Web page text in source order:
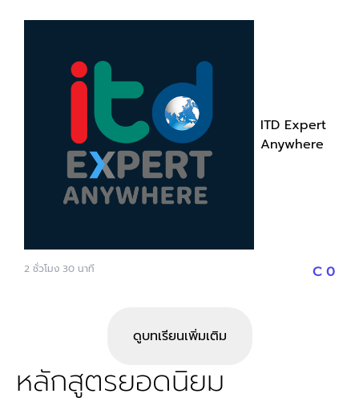
สูตรลับเปลี่ยนลูกค้าใหม่ให้เป็นลูกค้าประจำด้วย LINE - โดย
ประเทศไทย 15. พลิกวิธีคิดธุรกิจคาเฟ่จาก SME ให้คิดแบบ
Startup - โดย คุณแฮป ผู้ร่วมก่อตั้ง Jiancha และคุณ
แจ็ค Cafe Amazon ผู้จัดการฝ่ายธุรกิจคาเฟ่อเมซอนต่าง
ประเทศ บริษัท ปตท. น้ำมันและการค้าปลีก จำกัด (มหาชน)
16. มีงบแค่หลักแสน ยังเปิดร้านกาแฟได้มั้ยในยุคนี้? - โดย
คุณชาลี เจ้าของร้าน Findgood Coffee และคุณกอล์ฟ
เจ้าของร้าน Wake up Coffee วัดไร่ขิง 17. Cafe
Operation : วางระบบหลังบ้านร้านคาเฟ่ให้ได้กำไรสูงสุด -
สำหรับเจ้าของร้านกาแฟยุคใหม่ Sponsor by Molle -
โดย คุณตูน เจ้าของร้าน Bluetamp Cafe และคุณต่อ
เจ้าของเพจ Money Vision 20. Is Specialty Alive?
- โดย คุณหมู เจ้าของร้าน Bottomless และคุณอ๋า
ประธานกรรมการ Bluekoff 21. More Than Coffee เมื่อ
ขนส่งและเก็บรักษา และเพิ่มความพึงพอใจให้ลูกค้าด้วยการ
ส่งมอบที่ทันเวลา
ITD Expert
Anywhere
2 ชั่วโมง 30 นาที C 0
ดูบทเรียนเพิ่มเติม
หลักสูตรยอดนิยม